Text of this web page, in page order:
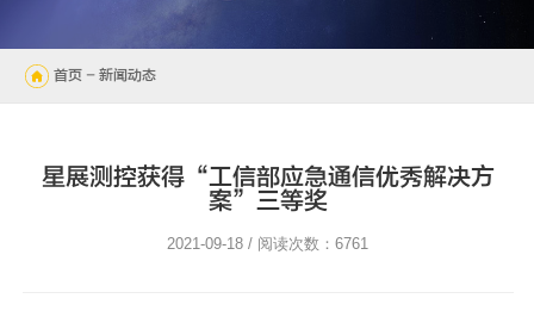
首页 - 新闻动态
星展测控获得“工信部应急通信优秀解决方
案”三等奖
2021-09-18 / 阅读次数：6761